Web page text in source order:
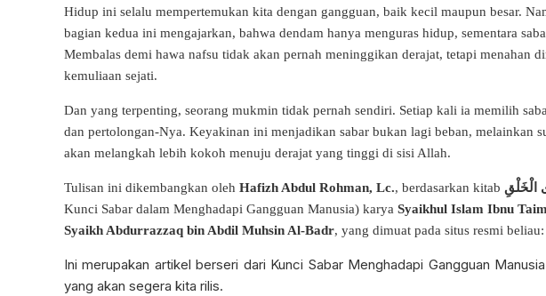
Hidup ini selalu mempertemukan kita dengan gangguan, baik kecil maupun besar.
bagian kedua ini mengajarkan, bahwa dendam hanya menguras hidup, sementara
Membalas demi hawa nafsu tidak akan pernah meninggikan derajat, tetapi menahan
kemuliaan sejati.
Dan yang terpenting, seorang mukmin tidak pernah sendiri. Setiap kali ia memilih
dan pertolongan-Nya. Keyakinan ini menjadikan sabar bukan lagi beban, melainkan
akan melangkah lebih kokoh menuju derajat yang tinggi di sisi Allah.
Tulisan ini dikembangkan oleh Hafizh Abdul Rohman, Lc., berdasarkan kitab الْخَلْقِ
Kunci Sabar dalam Menghadapi Gangguan Manusia) karya Syaikhul Islam Ibnu
Syaikh Abdurrazzaq bin Abdil Muhsin Al-Badr, yang dimuat pada situs resmi beliau:
Ini merupakan artikel berseri dari Kunci Sabar Menghadapi Gangguan
yang akan segera kita rilis.